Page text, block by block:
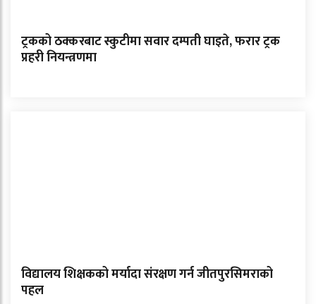
ट्रकको ठक्करबाट स्कुटीमा सवार दम्पती घाइते, फरार ट्रक
प्रहरी नियन्त्रणमा
विद्यालय शिक्षकको मर्यादा संरक्षण गर्न जीतपुरसिमराको
पहल